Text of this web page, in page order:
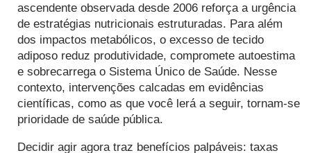
ascendente observada desde 2006 reforça a urgência
de estratégias nutricionais estruturadas. Para além
dos impactos metabólicos, o excesso de tecido
adiposo reduz produtividade, compromete autoestima
e sobrecarrega o Sistema Único de Saúde. Nesse
contexto, intervenções calcadas em evidências
científicas, como as que você lerá a seguir, tornam-se
prioridade de saúde pública.
Decidir agir agora traz benefícios palpáveis: taxas